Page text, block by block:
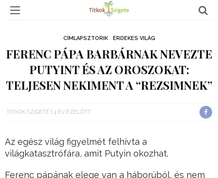
CÍMLAPSZTORIK ÉRDEKES VILÁG
FERENC PÁPA BARBÁRNAK NEVEZTE
PUTYINT ÉS AZ OROSZOKAT:
TELJESEN NEKIMENT A “REZSIMNEK”
TITKOK SZIGETE 4 ÉV EZELŐTT
Az egész világ figyelmét felhívta a
világkatasztrófára, amit Putyin okozhat.
Ferenc pápának elege van a háborúból, és nem